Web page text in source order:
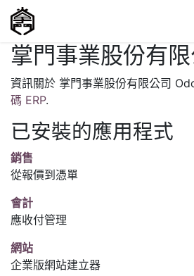
掌門事業股份有
資訊關於 掌門事業股份有限公司
碼 ERP.
已安裝的應用程式
銷售
從報價到憑單
會計
應收付管理
網站
企業版網站建立器